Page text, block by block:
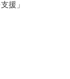
援」